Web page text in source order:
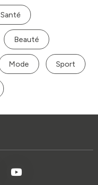
Santé
Beauté
Mode Sport